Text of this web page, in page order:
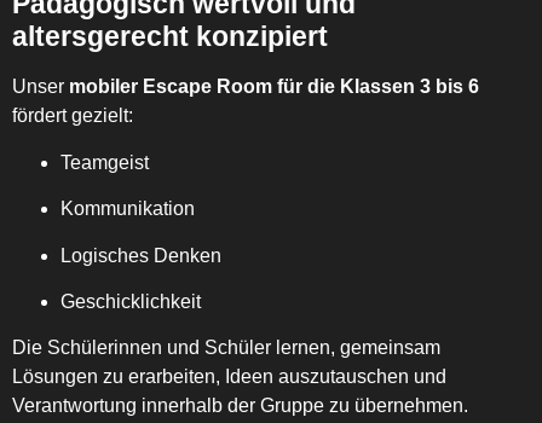
altersgerecht konzipiert
Unser mobiler Escape Room für die Klassen 3 bis 6
fördert gezielt:
Teamgeist
Kommunikation
Logisches Denken
Geschicklichkeit
Die Schülerinnen und Schüler lernen, gemeinsam
Lösungen zu erarbeiten, Ideen auszutauschen und
Verantwortung innerhalb der Gruppe zu übernehmen.